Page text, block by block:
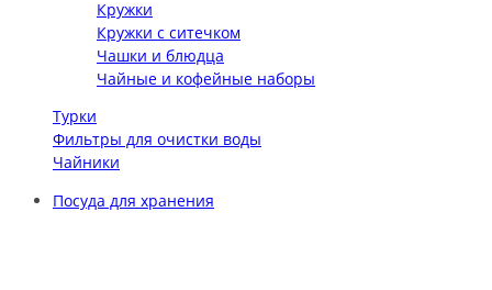
Кружки
Кружки с ситечком
Чашки и блюдца
Чайные и кофейные наборы
Турки
Фильтры для очистки воды
Чайники
Посуда для хранения